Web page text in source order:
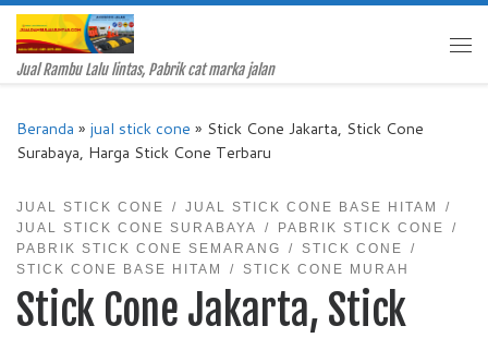
Skip to content
Jual Rambu Lalu lintas, Pabrik cat marka jalan
Beranda » jual stick cone » Stick Cone Jakarta, Stick Cone
Surabaya, Harga Stick Cone Terbaru
JUAL STICK CONE
JUAL STICK CONE BASE HITAM
JUAL STICK CONE SURABAYA
PABRIK STICK CONE
PABRIK STICK CONE SEMARANG
STICK CONE
STICK CONE BASE HITAM
STICK CONE MURAH
Stick Cone Jakarta, Stick